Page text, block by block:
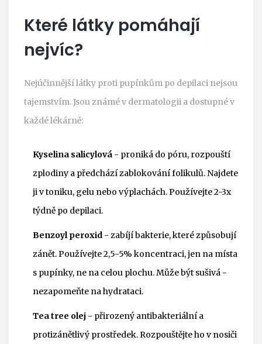
Které látky pomáhají
nejvíc?
Nejúčinnější látky proti pupínkům po depilaci nejsou
tajemstvím. Jsou známé v dermatologii a dostupné v
každé lékárně:
Kyselina salicylová - proniká do póru, rozpouští
zplodiny a předchází zablokování folikulů. Najdete
ji v toniku, gelu nebo výplachách. Používejte 2-3x
týdně po depilaci.
Benzoyl peroxid - zabíjí bakterie, které způsobují
zánět. Používejte 2,5-5% koncentraci, jen na místa
s pupínky, ne na celou plochu. Může být sušivá -
nezapomeňte na hydrataci.
Tea tree olej - přirozený antibakteriální a
protizánětlivý prostředek. Rozpouštějte ho v nosiči